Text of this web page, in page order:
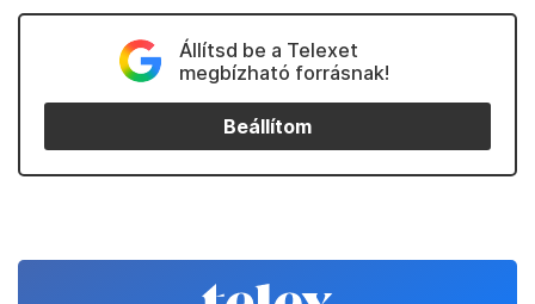
Állítsd be a Telexet
megbízható forrásnak!
Beállítom